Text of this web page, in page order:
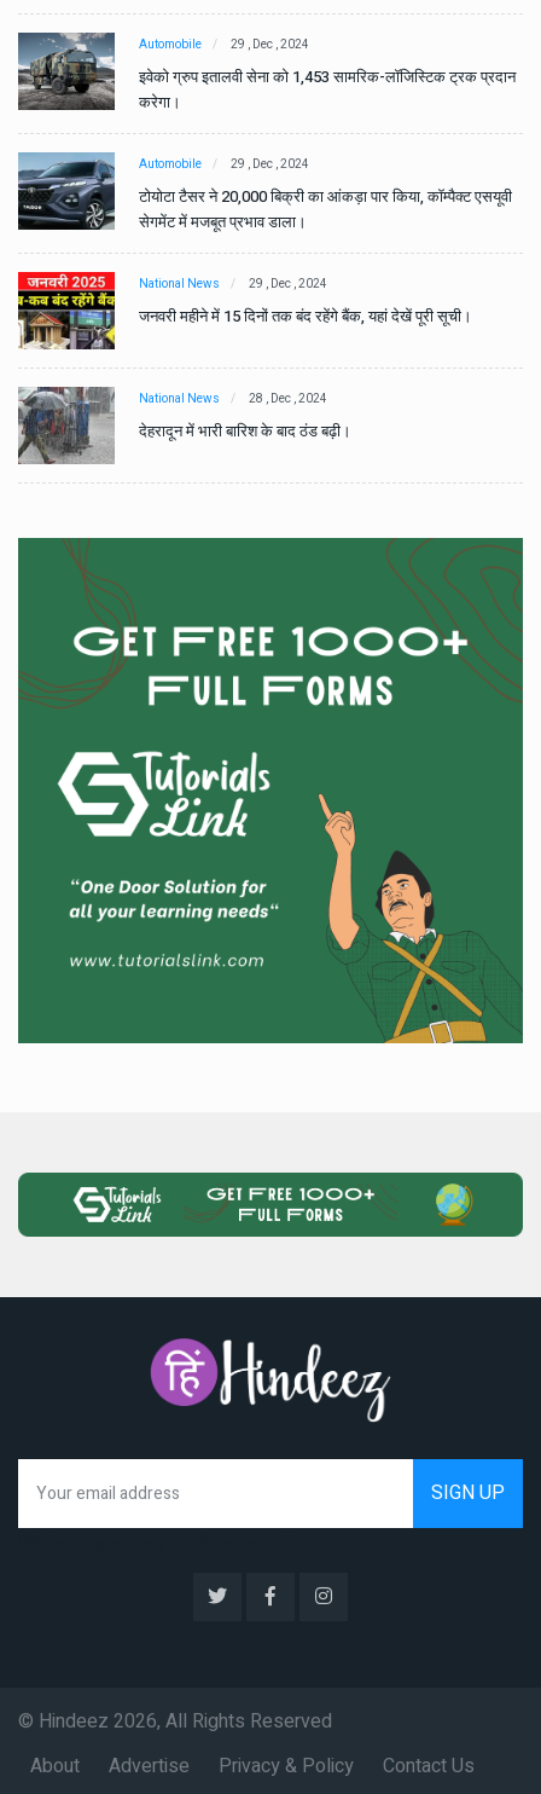
Automobile 29 , Dec , 2024
इवेको ग्रुप इतालवी सेना को 1,453 सामरिक-लॉजिस्टिक ट्रक प्रदान
करेगा।
Automobile 29 , Dec , 2024
टोयोटा टैसर ने 20,000 बिक्री का आंकड़ा पार किया, कॉम्पैक्ट एसयूवी
सेगमेंट में मजबूत प्रभाव डाला।
National News 29 , Dec , 2024
जनवरी महीने में 15 दिनों तक बंद रहेंगे बैंक, यहां देखें पूरी सूची।
National News 28 , Dec , 2024
देहरादून में भारी बारिश के बाद ठंड बढ़ी।
© Hindeez 2026, All Rights Reserved
About
Advertise Privacy & Policy Contact Us